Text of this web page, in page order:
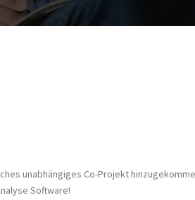
unabhängiges Co-Projekt
Software!